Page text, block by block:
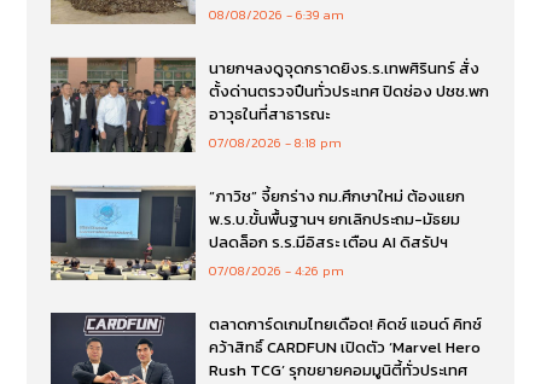
08/08/2026 6:39 am
นายกฯลงดูจุดกราดยิงร.ร.เทพศิรินทร์ สั่ง
ตั้งด่านตรวจปืนทั่วประเทศ ปิดช่อง ปชช.พก
อาวุธในที่สาธารณะ
07/08/2026 8:18 pm
“ภาวิช” จี้ยกร่าง กม.ศึกษาใหม่ ต้องแยก
พ.ร.บ.ขั้นพื้นฐานฯ ยกเลิกประถม-มัธยม
ปลดล็อก ร.ร.มีอิสระ เตือน AI ดิสรัปฯ
07/08/2026 4:26 pm
ตลาดการ์ดเกมไทยเดือด! คิดซ์ แอนด์ คิทซ์
คว้าสิทธิ์ CARDFUN เปิดตัว ‘Marvel Hero
Rush TCG’ รุกขยายคอมมูนิตี้ทั่วประเทศ